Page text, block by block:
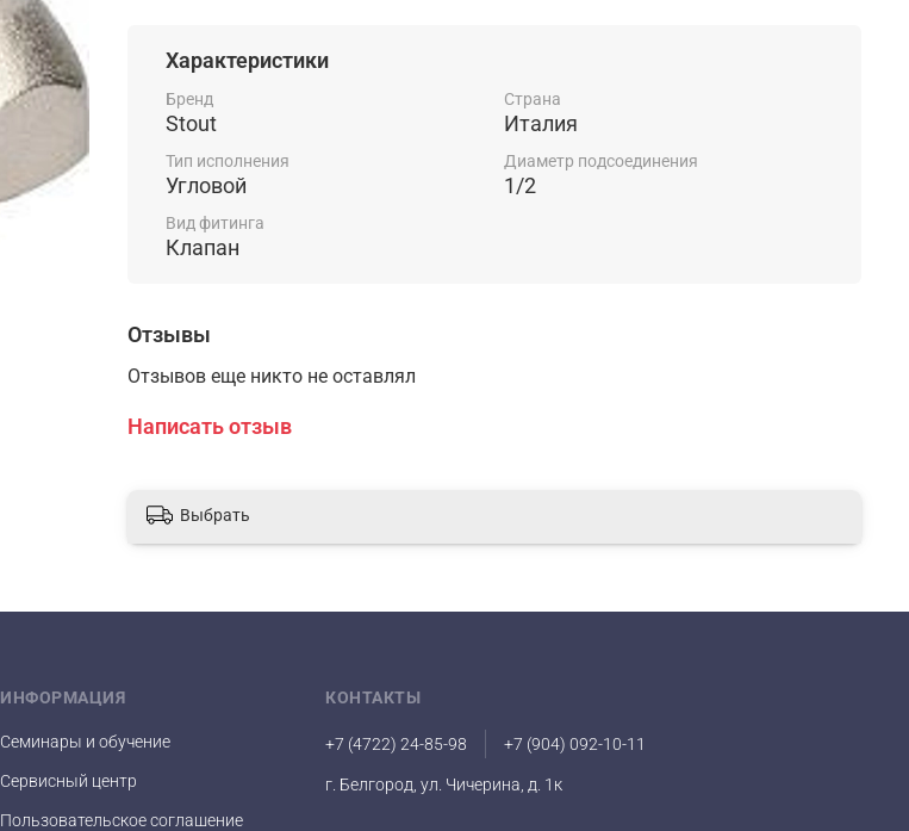
Характеристики
Бренд
Stout
Страна
Италия
Тип исполнения
Угловой
Диаметр подсоединения
1/2
Вид фитинга
Клапан
Отзывы
Отзывов еще никто не оставлял
Написать отзыв
Выбрать
ИНФОРМАЦИЯ
Семинары и обучение
Сервисный центр
Пользовательское соглашение
КОНТАКТЫ
+7 (4722) 24-85-98 +7 (904) 092-10-11
г. Белгород, ул. Чичерина, д. 1к